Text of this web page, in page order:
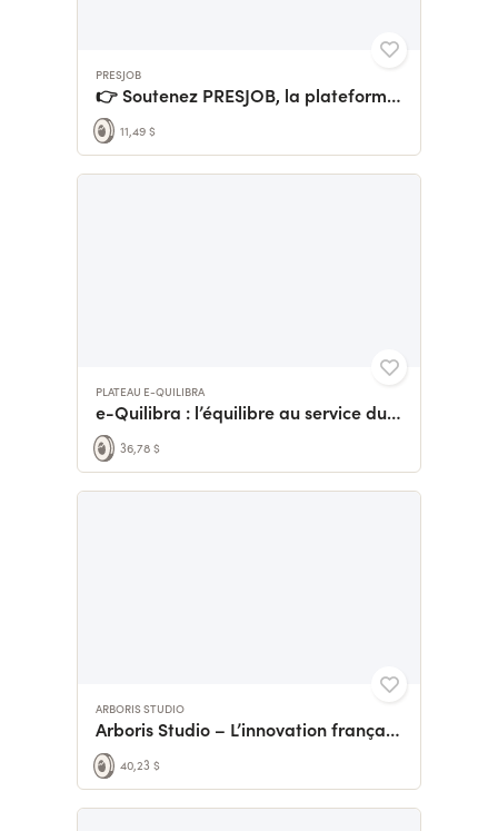
PRESJOB
👉 Soutenez PRESJOB, la plateforme française des services
11,49 $
PLATEAU E-QUILIBRA
e-Quilibra : l’équilibre au service du service
36,78 $
ARBORIS STUDIO
Arboris Studio – L’innovation française du paysage
40,23 $